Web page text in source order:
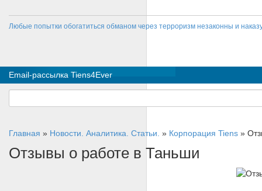
Любые попытки обогатиться обманом через терроризм незаконны и
Email-рассылка Tiens4Ever
Главная » Новости. Аналитика. Статьи. » Корпорация Tiens »
Отзывы о работе в Таньши